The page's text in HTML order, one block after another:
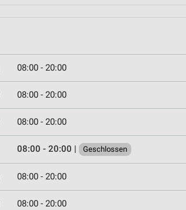
08:00 - 20:00
08:00 - 20:00
08:00 - 20:00
08:00 - 20:00 | Geschlossen
08:00 - 20:00
08:00 - 20:00